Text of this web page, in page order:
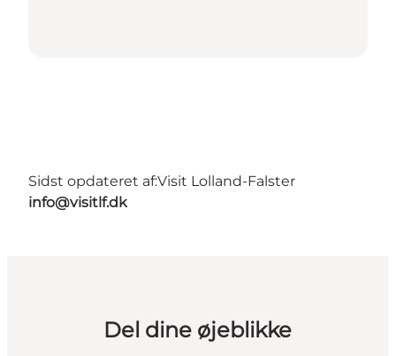
Sidst opdateret af:Visit Lolland-Falster
info@visitlf.dk
Del dine øjeblikke